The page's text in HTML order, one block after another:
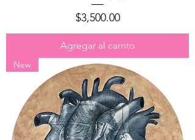
Precio
$3,500.00
Agregar al carrito
New